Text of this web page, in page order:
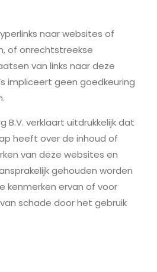
naar websites of
of onrechtstreekse
van links naar deze
impliceert geen goedkeuring
B.V. verklaart uitdrukkelijk dat
heeft over de inhoud of
van deze websites en
gehouden worden
kenmerken ervan of voor
schade door het gebruik